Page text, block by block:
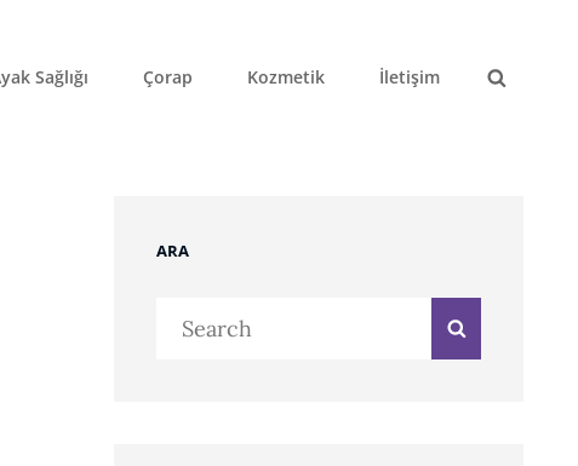
Sağlığı Çorap Kozmetik
İletişim
ARA